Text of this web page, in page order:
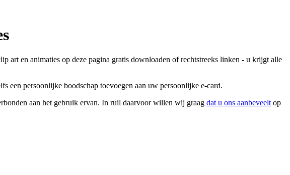
art en animaties op deze pagina gratis downloaden of rechtstreeks linken - u krijgt alle
een persoonlijke boodschap toevoegen aan uw persoonlijke e-card.
aan het gebruik ervan. In ruil daarvoor willen wij graag dat u ons aanbeveelt op